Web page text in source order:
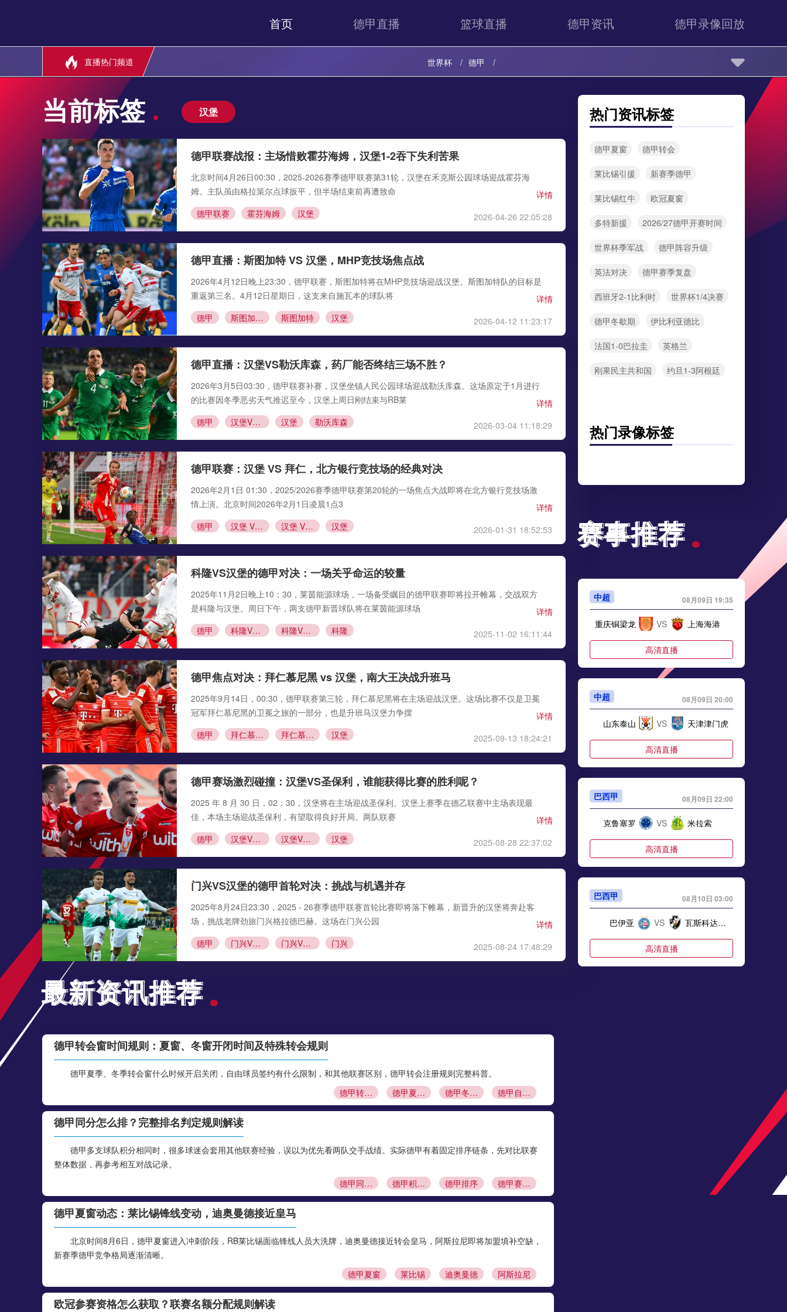
首页 德甲直播 篮球直播 德甲资讯 德甲录像回放
直播热门频道 世界杯 德甲
当前标签 汉堡
德甲联赛战报：主场惜败霍芬海姆，汉堡1-2吞下失利苦果
北京时间4月26日00:30，2025-2026赛季德甲联赛第31轮，汉堡在禾克斯公园球场迎战霍芬海
姆。主队虽由格拉策尔点球扳平，但半场结束前再遭致命
详情
德甲联赛
霍芬海姆 汉堡 2026-04-26 22:05:28
德甲直播：斯图加特 VS 汉堡，MHP竞技场焦点战
2026年4月12日晚上23:30，德甲联赛，斯图加特将在MHP竞技场迎战汉堡。斯图加特队的目标是
重返第三名。4月12日星期日，这支来自施瓦本的球队将
详情
德甲
斯图加特VS汉堡 斯图加特 汉堡 2026-04-12 11:23:17
德甲直播：汉堡VS勒沃库森，药厂能否终结三场不胜？
2026年3月5日03:30，德甲联赛补赛，汉堡坐镇人民公园球场迎战勒沃库森。这场原定于1月进行
的比赛因冬季恶劣天气推迟至今，汉堡上周日刚结束与RB莱
详情
德甲
汉堡VS勒沃库森 汉堡 勒沃库森 2026-03-04 11:18:29
德甲联赛：汉堡 VS 拜仁，北方银行竞技场的经典对决
2026年2月1日 01:30，2025/2026赛季德甲联赛第20轮的一场焦点大战即将在北方银行竞技场激
情上演。北京时间2026年2月1日凌晨1点3
详情
德甲
汉堡 VS 拜仁 汉堡 VS 拜仁直播 汉堡 2026-01-31 18:52:53
科隆VS汉堡的德甲对决：一场关乎命运的较量
2025年11月2日晚上10：30，莱茵能源球场，一场备受瞩目的德甲联赛即将拉开帷幕，交战双方
是科隆与汉堡。周日下午，两支德甲新晋球队将在莱茵能源球场
详情
德甲
科隆VS汉堡 科隆VS汉堡直播 科隆 2025-11-02 16:11:44
德甲焦点对决：拜仁慕尼黑 vs 汉堡，南大王决战升班马
2025年9月14日，00:30，德甲联赛第三轮，拜仁慕尼黑将在主场迎战汉堡。这场比赛不仅是卫冕
冠军拜仁慕尼黑的卫冕之旅的一部分，也是升班马汉堡力争摆
详情
德甲
拜仁慕尼黑 vs 汉堡 拜仁慕尼黑 汉堡 2025-09-13 18:24:21
德甲赛场激烈碰撞：汉堡VS圣保利，谁能获得比赛的胜利呢？
2025 年 8 月 30 日，02：30，汉堡将在主场迎战圣保利。汉堡上赛季在德乙联赛中主场表现最
佳，本场主场迎战圣保利，有望取得良好开局。两队联赛
详情
德甲
汉堡VS圣保利 汉堡VS圣保利直播 汉堡 2025-08-28 22:37:02
门兴VS汉堡的德甲首轮对决：挑战与机遇并存
2025年8月24日23:30，2025 - 26赛季德甲联赛首轮比赛即将落下帷幕，新晋升的汉堡将奔赴客
场，挑战老牌劲旅门兴格拉德巴赫。这场在门兴公园
详情
德甲
门兴VS汉堡 门兴VS汉堡直播 门兴 2025-08-24 17:48:29
最新资讯推荐
最新资讯推荐
德甲转会窗时间规则：夏窗、冬窗开闭时间及特殊转会规则
德甲夏季、冬季转会窗什么时候开启关闭，自由球员签约有什么限制，和其他联赛区别，德甲转会注册规则完整科普。
德甲转会窗口
德甲夏窗时间 德甲冬窗什么时候关闭 德甲自由球员签约
德甲同分怎么排？完整排名判定规则解读
德甲多支球队积分相同时，很多球迷会套用其他联赛经验，误以为优先看两队交手战绩。实际德甲有着固定排序链条，先对比联赛
整体数据，再参考相互对战记录。
德甲同分排名
德甲积分榜规则 德甲排序 德甲赛制科普
德甲夏窗动态：莱比锡锋线变动，迪奥曼德接近皇马
北京时间8月6日，德甲夏窗进入冲刺阶段，RB莱比锡面临锋线人员大洗牌，迪奥曼德接近转会皇马，阿斯拉尼即将加盟填补空缺，
新赛季德甲竞争格局逐渐清晰。
德甲夏窗
莱比锡 迪奥曼德 阿斯拉尼
欧冠参赛资格怎么获取？联赛名额分配规则解读
热门资讯标签
德甲夏窗 德甲转会
莱比锡引援 新赛季德甲
莱比锡红牛 欧冠夏窗
多特新援 2026/27德甲开赛时间
世界杯季军战 德甲阵容升级
英法对决 德甲赛季复盘
西班牙2-1比利时 世界杯1/4决赛
德甲冬歇期 伊比利亚德比
法国1-0巴拉圭 英格兰
刚果民主共和国 约旦1-3阿根廷
热门录像标签
赛事推荐
赛事推荐
中超 08月09日 19:35
重庆铜梁龙 VS 上海海港
高清直播
中超 08月09日 20:00
山东泰山 VS 天津津门虎
高清直播
巴西甲 08月09日 22:00
克鲁塞罗 VS 米拉索
高清直播
巴西甲 08月10日 03:00
巴伊亚 VS 瓦斯科达伽马
高清直播
08月10日 04:00